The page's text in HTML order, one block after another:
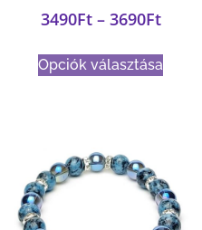
3490Ft – 3690Ft
Opciók választása